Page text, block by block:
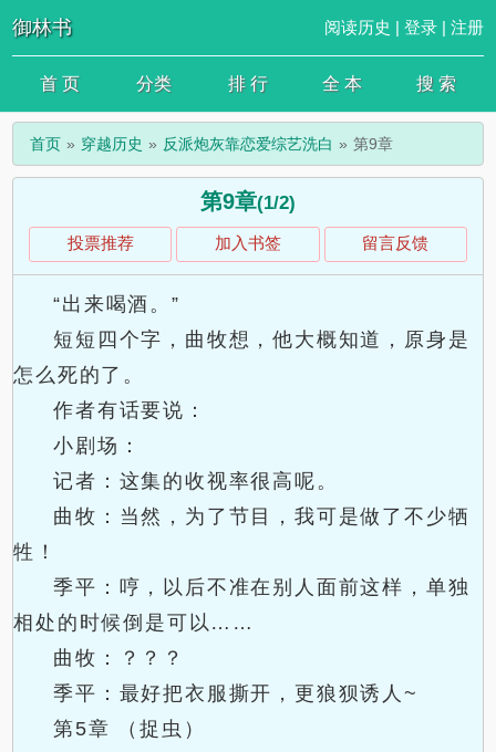
御林书 阅读历史 | 登录| 注册
首 页 分类 排 行 全 本 搜 索
首页 穿越历史 反派炮灰靠恋爱综艺洗白 第9章
第9章(1/2)
投票推荐 加入书签 留言反馈
“出来喝酒。”
短短四个字，曲牧想，他大概知道，原身是
怎么死的了。
作者有话要说：
小剧场：
记者：这集的收视率很高呢。
曲牧：当然，为了节目，我可是做了不少牺
牲！
季平：哼，以后不准在别人面前这样，单独
相处的时候倒是可以……
曲牧：？？？
季平：最好把衣服撕开，更狼狈诱人~
第5章 （捉虫）